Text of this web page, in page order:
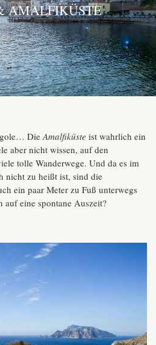
AMALFIKÜSTE
DieAmalfiküste ist wahrlich ein
aber nicht wissen, auf den
tolle Wanderwege. Und da es im
nicht zu heißt ist, sind die
ein paar Meter zu Fuß unterwegs
auf eine spontane Auszeit?